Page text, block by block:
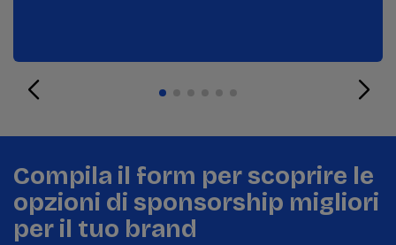
Compila il form per scoprire le
opzioni di sponsorship migliori
per il tuo brand